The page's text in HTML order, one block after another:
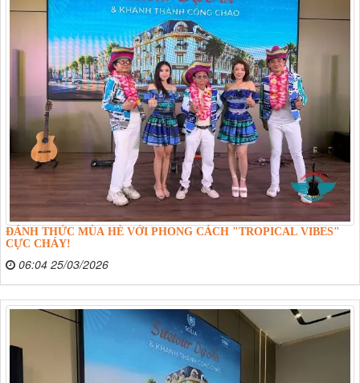
ĐÁNH THỨC MÙA HÈ VỚI PHONG CÁCH "TROPICAL VIBES"
CỰC CHÁY!
06:04 25/03/2026